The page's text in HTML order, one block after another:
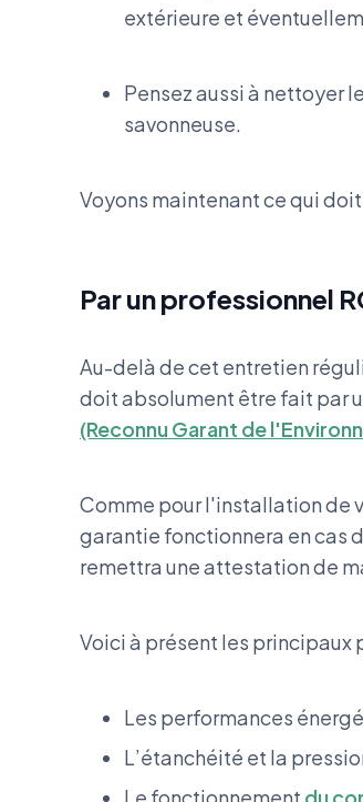
extérieure et
Pensez aussi à nettoyer
savonneuse.
Voyons maintenant ce qui
Par un professionnel
Au-delà de cet entretien
doit absolument être fait par
(Reconnu Garant de
Comme pour l'installation de
garantie fonctionnera en cas
remettra une attestation de
Voici à présent les principaux
Les performances
L’étanchéité et la